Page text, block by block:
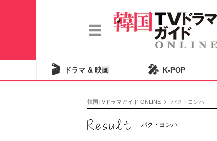
🎬 ドラマ & 映画 🎤 K-POP
韓国TVドラマガイド ONLINE パク・ヨンハ
パク・ヨンハ